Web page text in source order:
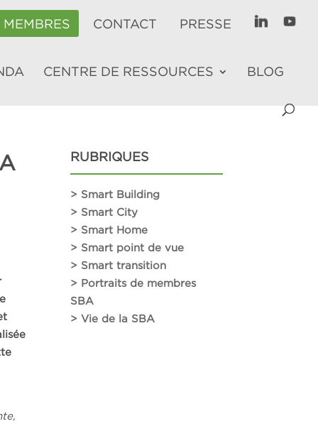
MEMBRES CONTACT PRESSE
CENTRE DE RESSOURCES BLOG
RUBRIQUES
> Smart Building
> Smart City
> Smart Home
> Smart point de vue
> Smart transition
> Portraits de membres
SBA
> Vie de la SBA